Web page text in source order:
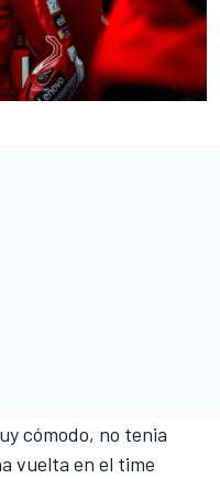
cómodo, no tenia
vuelta en el time